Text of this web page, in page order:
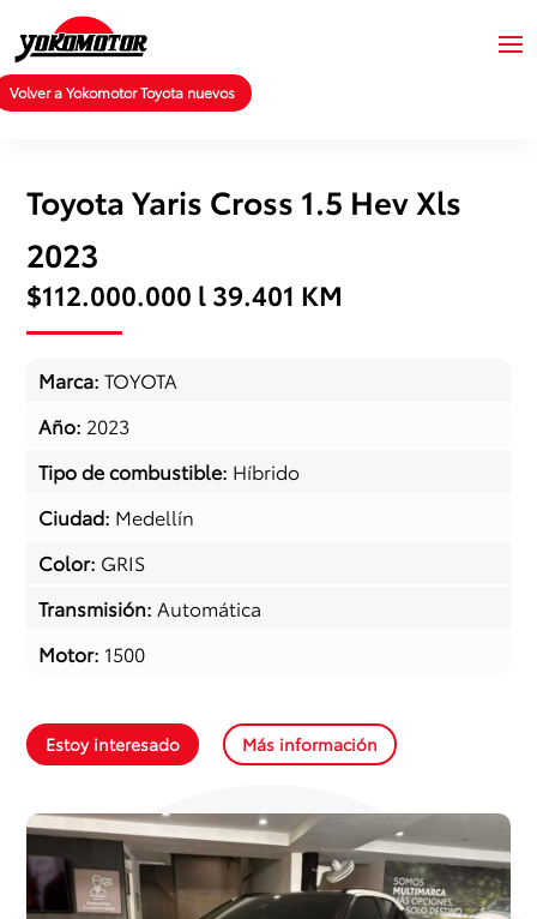
Volver a Yokomotor Toyota nuevos
Toyota Yaris Cross 1.5 Hev Xls
2023
$112.000.000 l 39.401 KM
Marca:TOYOTA
Año: 2023
Tipo de combustible: Híbrido
Ciudad: Medellín
Color: GRIS
Transmisión:Automática
Motor: 1500
Estoy interesado Más información